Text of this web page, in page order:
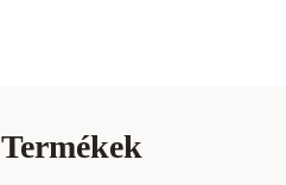
Termékek